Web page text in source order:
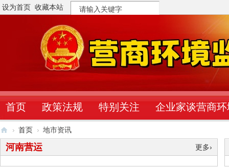
设为首页 收藏本站
搜
索
首页 政策法规 特别关注 企业家谈营商环
营
› 首页 › 地市资讯
更多›
河南营运